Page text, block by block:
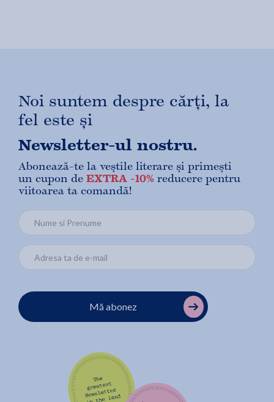
Noi suntem despre cărți, la
fel este și
Newsletter-ul nostru.
Abonează-te la veștile literare și primești
un cupon de EXTRA -10% reducere pentru
viitoarea ta comandă!
Mă abonez